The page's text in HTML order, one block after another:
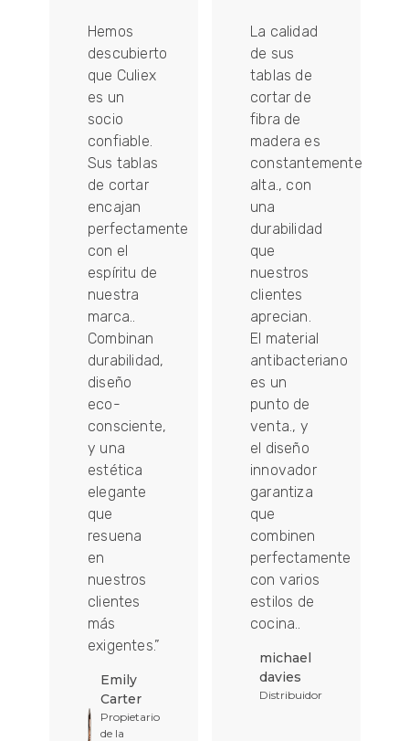
Hemos
descubierto
que Culiex
es un
socio
confiable.
Sus tablas
de cortar
encajan
perfectamente
con el
espíritu de
nuestra
marca..
Combinan
durabilidad,
diseño
eco-
consciente,
y una
estética
elegante
que
resuena
en
nuestros
clientes
más
exigentes.”
Emily
Carter
Propietario
de la
La calidad
de sus
tablas de
cortar de
fibra de
madera es
constantemente
alta., con
una
durabilidad
que
nuestros
clientes
aprecian.
El material
antibacteriano
es un
punto de
venta., y
el diseño
innovador
garantiza
que
combinen
perfectamente
con varios
estilos de
cocina..
michael
davies
Distribuidor